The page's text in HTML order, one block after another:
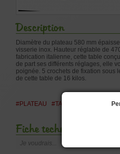
Description
Diamètre du plateau 580 mm
visserie inox. Hauteur réglable de
fabrication italienne, cette table
de part ses différents réglages, elle
poignée. 5 crochets de fixation sous
de cette table de 16 kilos.
#PLATEAU #TABLE
Fiche technique
Je voudrais...